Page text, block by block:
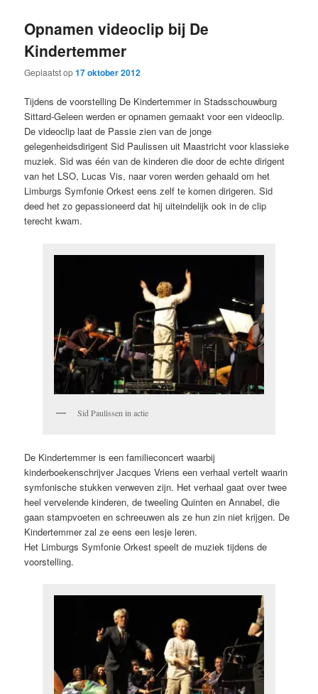
inhoud
inhoud
Opnamen videoclip bij De
Kindertemmer
Geplaatst op17 oktober 2012
Tijdens de voorstelling De Kindertemmer in Stadsschouwburg
Sittard-Geleen werden er opnamen gemaakt voor een videoclip.
De videoclip laat de Passie zien van de jonge
gelegenheidsdirigent Sid Paulissen uit Maastricht voor klassieke
muziek. Sid was één van de kinderen die door de echte dirigent
van het LSO, Lucas Vis, naar voren werden gehaald om het
Limburgs Symfonie Orkest eens zelf te komen dirigeren. Sid
deed het zo gepassioneerd dat hij uiteindelijk ook in de clip
terecht kwam.
Sid Paulissen in actie
De Kindertemmer is een familieconcert waarbij
kinderboekenschrijver Jacques Vriens een verhaal vertelt waarin
symfonische stukken verweven zijn. Het verhaal gaat over twee
heel vervelende kinderen, de tweeling Quinten en Annabel, die
gaan stampvoeten en schreeuwen als ze hun zin niet krijgen. De
Kindertemmer zal ze eens een lesje leren.
Het Limburgs Symfonie Orkest speelt de muziek tijdens de
voorstelling.